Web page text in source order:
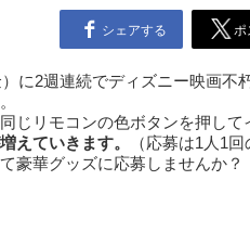
シェアする ポ
に2週連続でディズニー映画不
じリモコンの色ボタンを押し
えていきます。
（応募は1人1
豪華グッズに応募しませんか？